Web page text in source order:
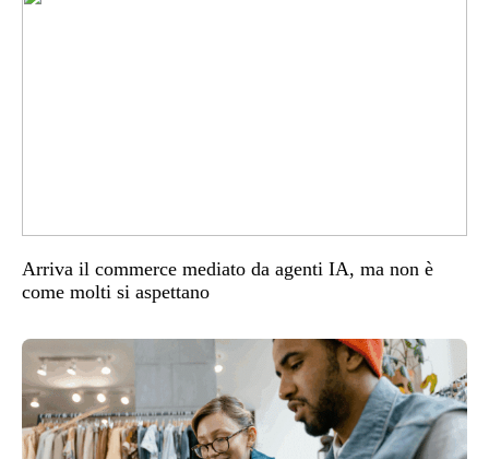
Arriva il commerce mediato da agenti IA, ma non è
come molti si aspettano